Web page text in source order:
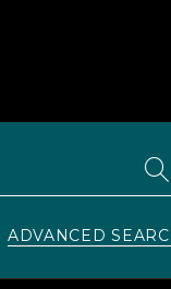
ADVANCED